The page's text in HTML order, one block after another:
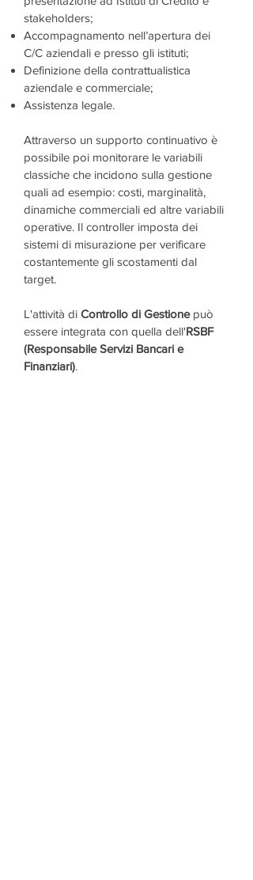
stakeholders;
Accompagnamento nell’apertura dei
C/C aziendali e presso gli istituti;
Definizione della contrattualistica
aziendale e commerciale;
Assistenza legale.
Attraverso un supporto continuativo è
possibile poi monitorare le variabili
classiche che incidono sulla gestione
quali ad esempio: costi, marginalità,
dinamiche commerciali ed altre variabili
operative. Il controller imposta dei
sistemi di misurazione per verificare
costantemente gli scostamenti dal
target.
L'attività di Controllo di Gestionepuò
essere integrata con quella dell'RSBF
(Responsabile Servizi Bancari e
Finanziari).